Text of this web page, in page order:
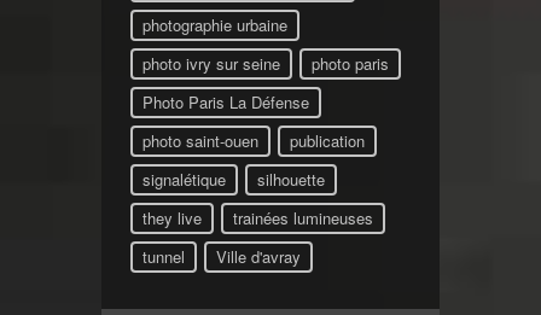
photographie urbaine
photo ivry sur seine
photo paris
Photo Paris La Défense
photo saint-ouen
publication
signalétique
silhouette
they live
trainées lumineuses
tunnel
Ville d'avray